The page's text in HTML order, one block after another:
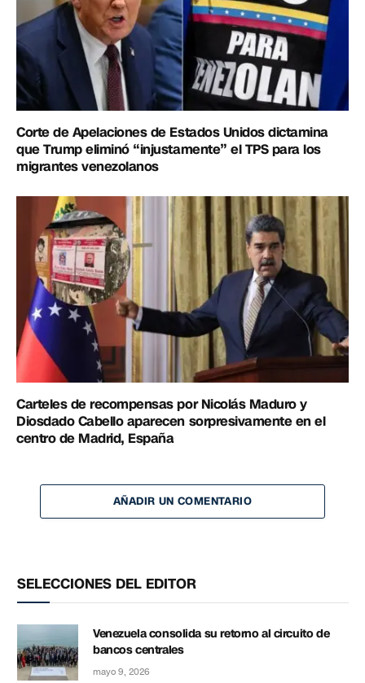
Corte de Apelaciones de Estados Unidos dictamina
que Trump eliminó “injustamente” el TPS para los
migrantes venezolanos
Carteles de recompensas por Nicolás Maduro y
Diosdado Cabello aparecen sorpresivamente en el
centro de Madrid, España
AÑADIR UN COMENTARIO
SELECCIONES DEL EDITOR
Venezuela consolida su retorno al circuito de
bancos centrales
mayo 9, 2026